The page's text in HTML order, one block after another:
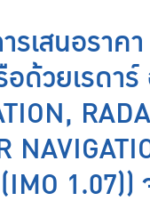
เสนอราค
อด้วยเรดา